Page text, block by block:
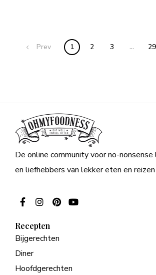
PostsPrev 1 2 3 … 29
De online community voor no-
en liefhebbers van lekker eten en reizen
Recepten
Bijgerechten
Diner
Hoofdgerechten